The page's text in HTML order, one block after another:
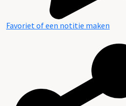
Favoriet of een notitie maken